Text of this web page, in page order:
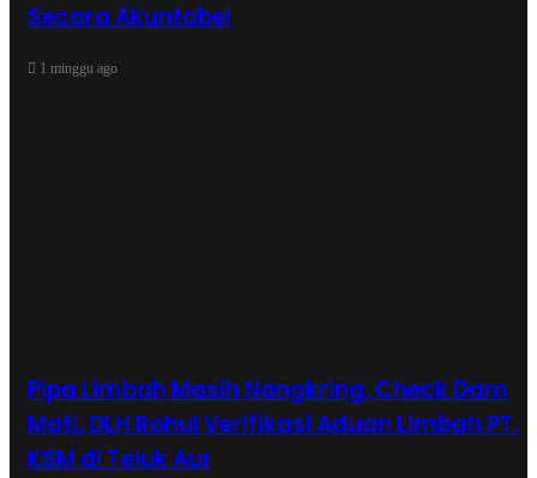
Secara Akuntabel
1 minggu ago
Pipa Limbah Masih Nangkring, Check Dam
Mati, DLH Rohul Verifikasi Aduan Limbah PT.
KSM di Teluk Aur